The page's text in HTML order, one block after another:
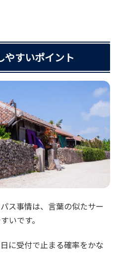
やすいポイント
ス事情は、言葉の似たサー
いです。
に受付で止まる確率をかな